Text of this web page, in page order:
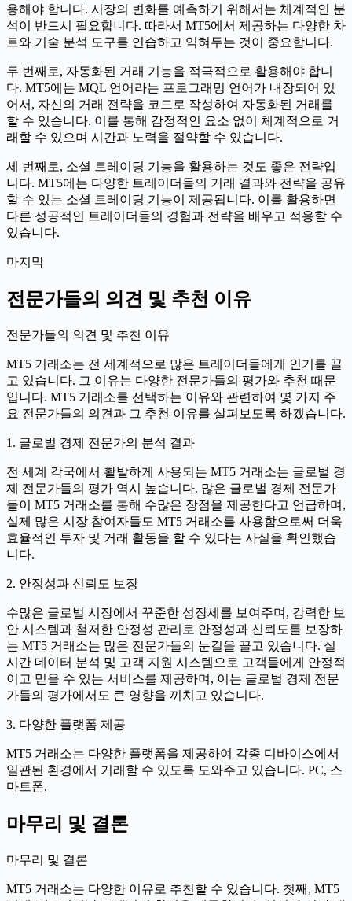
용해야 합니다. 시장의 변화를 예측하기 위해서는 체계적인 분
석이 반드시 필요합니다. 따라서 MT5에서 제공하는 다양한 차
트와 기술 분석 도구를 연습하고 익혀두는 것이 중요합니다.
두 번째로, 자동화된 거래 기능을 적극적으로 활용해야 합니
다. MT5에는 MQL 언어라는 프로그래밍 언어가 내장되어 있
어서, 자신의 거래 전략을 코드로 작성하여 자동화된 거래를
할 수 있습니다. 이를 통해 감정적인 요소 없이 체계적으로 거
래할 수 있으며 시간과 노력을 절약할 수 있습니다.
세 번째로, 소셜 트레이딩 기능을 활용하는 것도 좋은 전략입
니다. MT5에는 다양한 트레이더들의 거래 결과와 전략을 공유
할 수 있는 소셜 트레이딩 기능이 제공됩니다. 이를 활용하면
다른 성공적인 트레이더들의 경험과 전략을 배우고 적용할 수
있습니다.
마지막
전문가들의 의견 및 추천 이유
전문가들의 의견 및 추천 이유
MT5 거래소는 전 세계적으로 많은 트레이더들에게 인기를 끌
고 있습니다. 그 이유는 다양한 전문가들의 평가와 추천 때문
입니다. MT5 거래소를 선택하는 이유와 관련하여 몇 가지 주
요 전문가들의 의견과 그 추천 이유를 살펴보도록 하겠습니다.
1. 글로벌 경제 전문가의 분석 결과
전 세계 각국에서 활발하게 사용되는 MT5 거래소는 글로벌 경
제 전문가들의 평가 역시 높습니다. 많은 글로벌 경제 전문가
들이 MT5 거래소를 통해 수많은 장점을 제공한다고 언급하며,
실제 많은 시장 참여자들도 MT5 거래소를 사용함으로써 더욱
효율적인 투자 및 거래 활동을 할 수 있다는 사실을 확인했습
니다.
2. 안정성과 신뢰도 보장
수많은 글로벌 시장에서 꾸준한 성장세를 보여주며, 강력한 보
안 시스템과 철저한 안정성 관리로 안정성과 신뢰도를 보장하
는 MT5 거래소는 많은 전문가들의 눈길을 끌고 있습니다. 실
시간 데이터 분석 및 고객 지원 시스템으로 고객들에게 안정적
이고 믿을 수 있는 서비스를 제공하며, 이는 글로벌 경제 전문
가들의 평가에서도 큰 영향을 끼치고 있습니다.
3. 다양한 플랫폼 제공
MT5 거래소는 다양한 플랫폼을 제공하여 각종 디바이스에서
일관된 환경에서 거래할 수 있도록 도와주고 있습니다. PC, 스
마트폰,
마무리 및 결론
마무리 및 결론
MT5 거래소는 다양한 이유로 추천할 수 있습니다. 첫째, MT5